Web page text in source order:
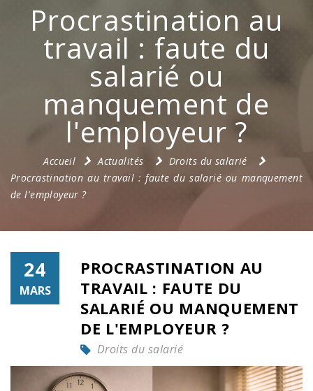
Procrastination au
travail : faute du
salarié ou
manquement de
l'employeur ?
Accueil Actualités
Droits du salarié
Procrastination au travail : faute du salarié ou manquement
de l'employeur ?
24
MARS
PROCRASTINATION AU
TRAVAIL : FAUTE DU
SALARIÉ OU MANQUEMENT
DE L'EMPLOYEUR ?
Droits du salarié